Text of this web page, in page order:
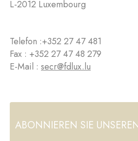
L-2012 Luxembourg
Telefon :+352 27 47 481
Fax : +352 27 47 48 279
E-Mail : secr@fdlux.lu
ABONNIEREN SIE